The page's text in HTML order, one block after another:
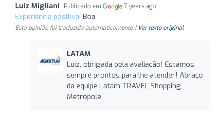
Luiz Migliani Publicado em 7 years ago
Experiência positiva: Boa
Esta opinião foi traduzida automaticamente. | Ver texto original
LATAM
Luiz, obrigada pela avaliação! Estamos
sempre prontos para lhe atender! Abraço
da equipe Latam TRAVEL Shopping
Metropole